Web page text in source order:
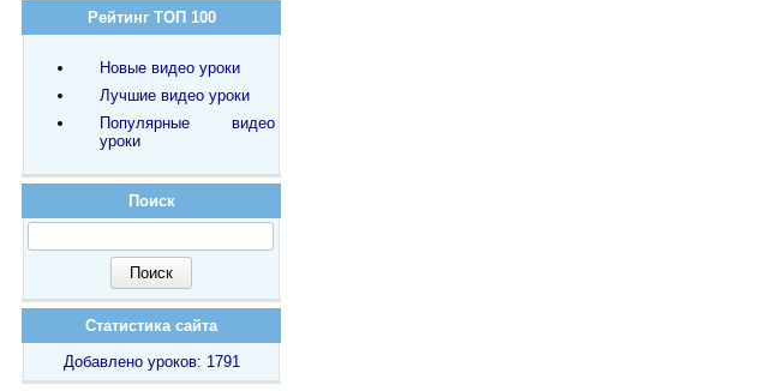
Рейтинг ТОП 100
Новые видео уроки
Лучшие видео уроки
Популярные видео
уроки
Поиск
Статистика сайта
Добавлено уроков: 1791